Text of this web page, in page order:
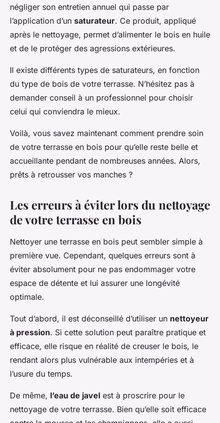
négliger son entretien annuel qui passe par
l’application d’un saturateur. Ce produit, appliqué
après le nettoyage, permet d’alimenter le bois en huile
et de le protéger des agressions extérieures.
Il existe différents types de saturateurs, en fonction
du type de bois de votre terrasse. N’hésitez pas à
demander conseil à un professionnel pour choisir
celui qui conviendra le mieux.
Voilà, vous savez maintenant comment prendre soin
de votre terrasse en bois pour qu’elle reste belle et
accueillante pendant de nombreuses années. Alors,
prêts à retrousser vos manches ?
Les erreurs à éviter lors du nettoyage
de votre terrasse en bois
Nettoyer une terrasse en bois peut sembler simple à
première vue. Cependant, quelques erreurs sont à
éviter absolument pour ne pas endommager votre
espace de détente et lui assurer une longévité
optimale.
Tout d’abord, il est déconseillé d’utiliser un nettoyeur
à pression. Si cette solution peut paraître pratique et
efficace, elle risque en réalité de creuser le bois, le
rendant alors plus vulnérable aux intempéries et à
l’usure du temps.
De même, l’eau de javel est à proscrire pour le
nettoyage de votre terrasse. Bien qu’elle soit efficace